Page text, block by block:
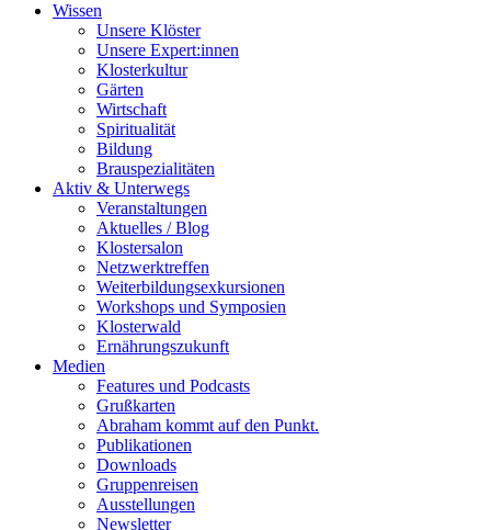
Wissen
Unsere Klöster
Unsere Expert:innen
Klosterkultur
Gärten
Wirtschaft
Spiritualität
Bildung
Brauspezialitäten
Aktiv & Unterwegs
Veranstaltungen
Aktuelles / Blog
Klostersalon
Netzwerktreffen
Weiterbildungsexkursionen
Workshops und Symposien
Klosterwald
Ernährungszukunft
Medien
Features und Podcasts
Grußkarten
Abraham kommt auf den Punkt.
Publikationen
Downloads
Gruppenreisen
Ausstellungen
Newsletter